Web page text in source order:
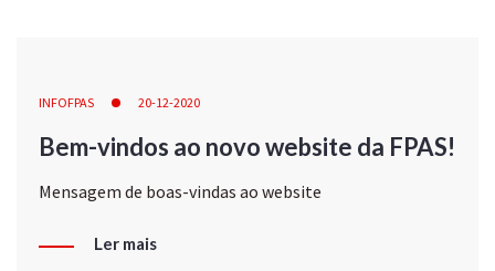
INFOFPAS 20-12-2020
Bem-vindos ao novo website da FPAS!
Mensagem de boas-vindas ao website
Ler mais